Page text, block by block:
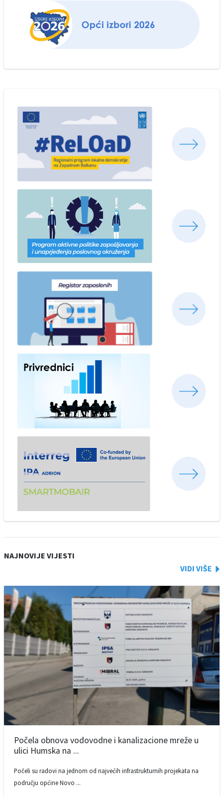
NAJNOVIJE VIJESTI
Počela obnova vodovodne i kanalizacione mreže u
ulici Humska na ...
Počeli su radovi na jednom od najvećih infrastrukturnih projekata na
području općine Novo ...